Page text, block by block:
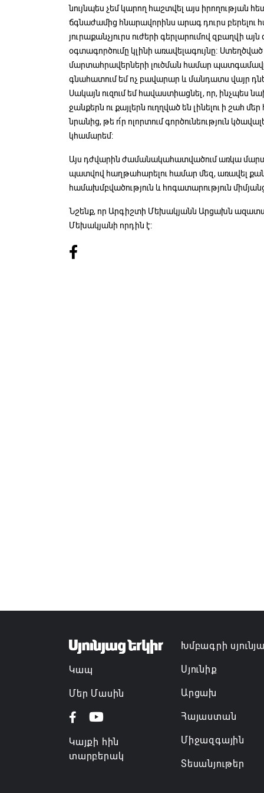
նույնպես չեմ կարող հաշտվել այս իրողության
ճգնաժամից հնարավորինս արագ դուրս բերելու
յուրաքանչյուրս ուժերի գերլարումով զբաղվի
օգտագործումը կլինի առավելագույնը։
մարտահրավերների լուծման համար
գնահատում եմ ոչ բավարար և մանդատս վայր
Սակայն ուզում եմ հավաստիացնել, որ, ինչպես
ջանքերն ու քայլերն ուղղված են լինելու ի շահ
նրանից, թե ո՛ր ոլորտում գործունեություն
կհամարեմ:
Այս դժվարին ժամանակահատվածում առկա
պատվով հաղթահարելու համար մեզ, առավել
համախմբվածություն և հոգատարություն
Նշենք, որ Արգիշտի Մեխակյանն Արցախն
Մեխակյանի որդին է:
Կապ
Մեր Մասին
Կայքի հին
տարբերակ
Խմբագրի
Սյունիք
Արցախ
Հայաստան
Միջազգային
Տեսանյութեր